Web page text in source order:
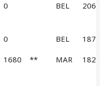
0 BEL 206
0 BEL 187
1680 ** MAR 182